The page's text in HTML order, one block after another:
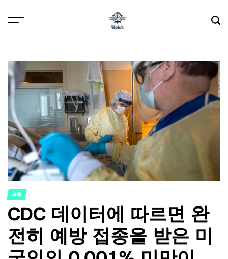
POSTED
IN
과학
CDC 데이터에 따르면 완
전히 예방 접종을 받은 미